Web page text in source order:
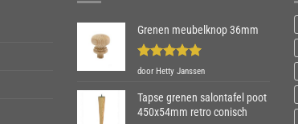
Grenen meubelknop 36mm
Gewaardeerd
door Hetty Janssen
Tapse grenen salontafel poot
450x54mm retro conisch